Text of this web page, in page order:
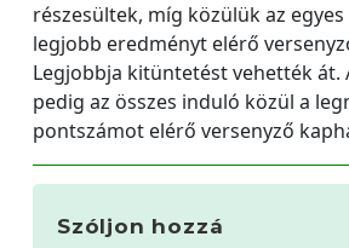
részesültek, míg közülük az
legjobb eredményt elérő
Legjobbja kitüntetést vehették át.
pedig az összes induló közül a
pontszámot elérő versenyző
Szóljon hozzá